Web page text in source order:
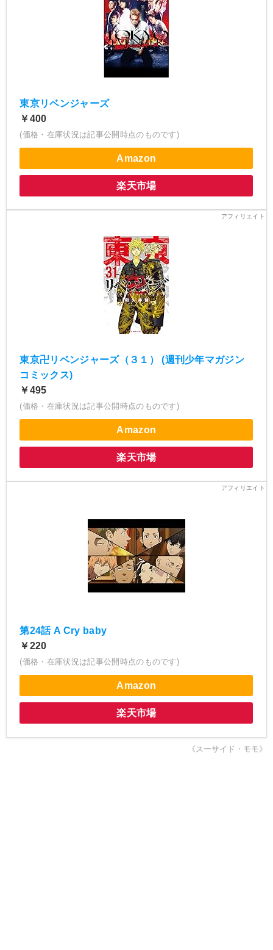
東京リベンジャーズ
￥400
(価格・在庫状況は記事公開時点のものです)
Amazon
楽天市場
東京卍リベンジャーズ（３１） (週刊少年マガジン
コミックス)
￥495
(価格・在庫状況は記事公開時点のものです)
Amazon
楽天市場
第24話 A Cry baby
￥220
(価格・在庫状況は記事公開時点のものです)
Amazon
楽天市場
《スーサイド・モモ》